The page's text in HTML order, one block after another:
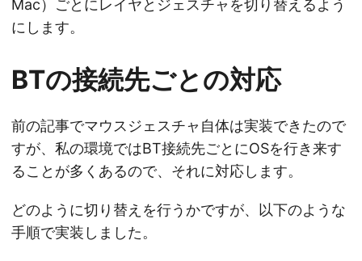
Mac）ごとにレイヤとジェスチャを切り替えるよう
にします。
BTの接続先ごとの対応
前の記事でマウスジェスチャ自体は実装できたので
すが、私の環境ではBT接続先ごとにOSを行き来す
ることが多くあるので、それに対応します。
どのように切り替えを行うかですが、以下のような
手順で実装しました。